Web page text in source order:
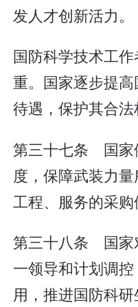
发人才创新活力。
国防科学技术工
重。国家逐步提
待遇，保护其合法
第三十七条 国家
度，保障武装力量
工程、服务的采购
第三十八条 国家
一领导和计划调
用，推进国防科